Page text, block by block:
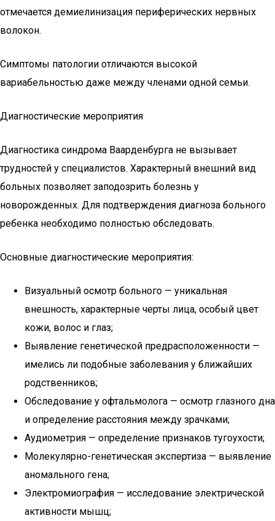
отмечается демиелинизация периферических нервных
волокон.
Симптомы патологии отличаются высокой
вариабельностью даже между членами одной семьи.
Диагностические мероприятия
Диагностика синдрома Ваарденбурга не вызывает
трудностей у специалистов. Характерный внешний вид
больных позволяет заподозрить болезнь у
новорожденных. Для подтверждения диагноза больного
ребенка необходимо полностью обследовать.
Основные диагностические мероприятия:
Визуальный осмотр больного — уникальная
внешность, характерные черты лица, особый цвет
кожи, волос и глаз;
Выявление генетической предрасположенности —
имелись ли подобные заболевания у ближайших
родственников;
Обследование у офтальмолога — осмотр глазного дна
и определение расстояния между зрачками;
Аудиометрия — определение признаков тугоухости;
Молекулярно-генетическая экспертиза — выявление
аномального гена;
Электромиография — исследование электрической
активности мышц;